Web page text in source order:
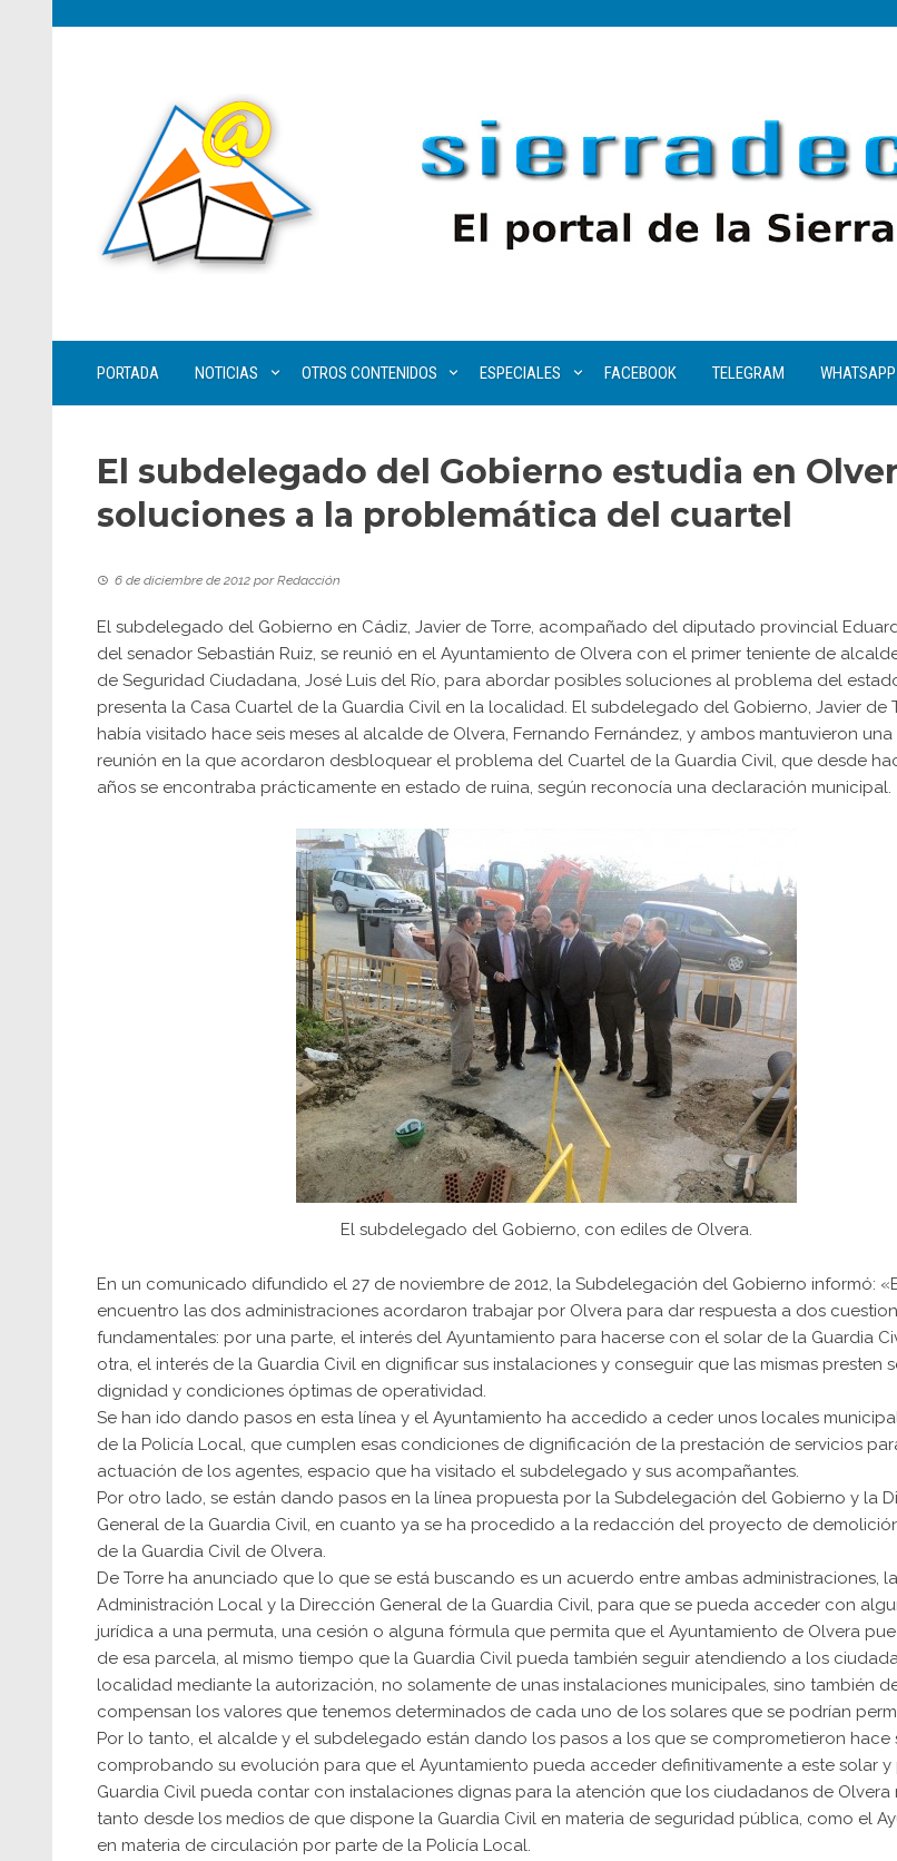
PORTADA NOTICIAS OTROS CONTENIDOS ESPECIALES FACEBOOK TELEGRAM WHATSAPP
El subdelegado del Gobierno estudia en
soluciones a la problemática del cuartel
6 de diciembre de 2012 porRedacción
El subdelegado del Gobierno en Cádiz, Javier de Torre, acompañado del diputado provincial
del senador Sebastián Ruiz, se reunió en el Ayuntamiento de Olvera con el primer teniente de
de Seguridad Ciudadana, José Luis del Río, para abordar posibles soluciones al problema del
presenta la Casa Cuartel de la Guardia Civil en la localidad. El subdelegado del Gobierno, Javier de
había visitado hace seis meses al alcalde de Olvera, Fernando Fernández, y ambos mantuvieron
reunión en la que acordaron desbloquear el problema del Cuartel de la Guardia Civil, que desde
años se encontraba prácticamente en estado de ruina, según reconocía una declaración municipal.
El subdelegado del Gobierno, con ediles de Olvera.
En un comunicado difundido el 27 de noviembre de 2012, la Subdelegación del Gobierno informó:
encuentro las dos administraciones acordaron trabajar por Olvera para dar respuesta a dos
fundamentales: por una parte, el interés del Ayuntamiento para hacerse con el solar de la Guardia
otra, el interés de la Guardia Civil en dignificar sus instalaciones y conseguir que las mismas presten
dignidad y condiciones óptimas de operatividad.
Se han ido dando pasos en esta línea y el Ayuntamiento ha accedido a ceder unos locales
de la Policía Local, que cumplen esas condiciones de dignificación de la prestación de servicios
actuación de los agentes, espacio que ha visitado el subdelegado y sus acompañantes.
Por otro lado, se están dando pasos en la línea propuesta por la Subdelegación del Gobierno y la
General de la Guardia Civil, en cuanto ya se ha procedido a la redacción del proyecto de
de la Guardia Civil de Olvera.
De Torre ha anunciado que lo que se está buscando es un acuerdo entre ambas administraciones, la
Administración Local y la Dirección General de la Guardia Civil, para que se pueda acceder con
jurídica a una permuta, una cesión o alguna fórmula que permita que el Ayuntamiento de Olvera
de esa parcela, al mismo tiempo que la Guardia Civil pueda también seguir atendiendo a los
localidad mediante la autorización, no solamente de unas instalaciones municipales, sino también
compensan los valores que tenemos determinados de cada uno de los solares que se podrían
Por lo tanto, el alcalde y el subdelegado están dando los pasos a los que se comprometieron hace
comprobando su evolución para que el Ayuntamiento pueda acceder definitivamente a este solar y
Guardia Civil pueda contar con instalaciones dignas para la atención que los ciudadanos de Olvera
tanto desde los medios de que dispone la Guardia Civil en materia de seguridad pública, como el
en materia de circulación por parte de la Policía Local.